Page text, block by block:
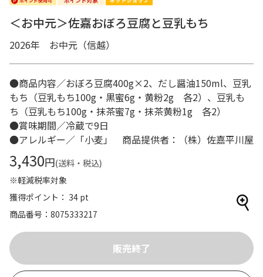
＜お中元＞佐嘉おぼろ豆腐と豆乳もち
2026年 お中元（信越）
●商品内容／おぼろ豆腐400g×2、だし醤油150ml、豆乳
もち（豆乳もち100g・黒蜜6g・黄粉2g 各2）、豆乳も
ち（豆乳もち100g・抹茶蜜7g・抹茶黄粉1g 各2）
●賞味期間／冷蔵で9日
●アレルギー／「小麦」 商品提供者：（株）佐嘉平川屋
3,430円(送料・税込)
※軽減税率対象
獲得ポイント： 34 pt
商品番号
8075333217